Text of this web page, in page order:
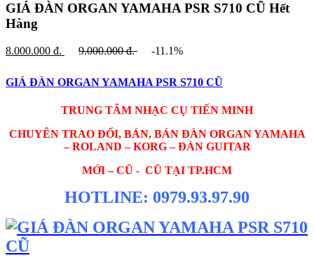
GIÁ ĐÀN ORGAN YAMAHA PSR S710 CŨ Hết
Hàng
8.000.000 đ. 9.000.000đ. -11.1%
GIÁ ĐÀN ORGAN YAMAHA PSR S710 CŨ
TRUNG TÂM NHẠC CỤ TIẾN MINH
CHUYÊN TRAO ĐỔI, BÁN, BÁN ĐÀN ORGAN YAMAHA
– ROLAND – KORG – ĐÀN GUITAR
MỚI – CŨ - CŨ TẠI TP.HCM
HOTLINE: 0979.93.97.90